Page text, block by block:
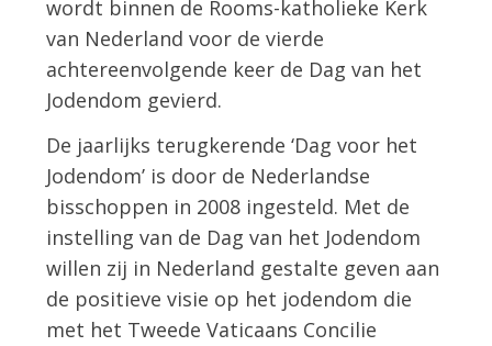
wordt binnen de Rooms-katholieke Kerk
van Nederland voor de vierde
achtereenvolgende keer de Dag van het
Jodendom gevierd.
De jaarlijks terugkerende ‘Dag voor het
Jodendom’ is door de Nederlandse
bisschoppen in 2008 ingesteld. Met de
instelling van de Dag van het Jodendom
willen zij in Nederland gestalte geven aan
de positieve visie op het jodendom die
met het Tweede Vaticaans Concilie